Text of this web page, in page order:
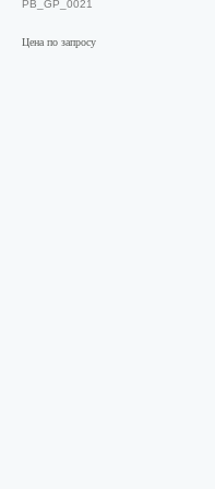
PB_GP_0021
Цена по запросу